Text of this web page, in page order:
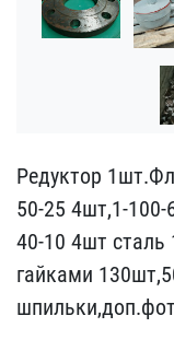
Редуктор
50-25​ 4шт,1-
40-10 4​шт
гайками